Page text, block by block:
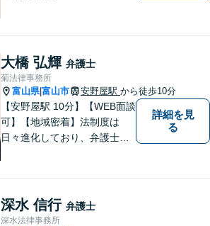
大橋 弘輝 弁護士
菊法律事務所
富山県|富山市 安野屋駅 から徒歩10分
【安野屋駅 10分】【WEB面談
可】【地域密着】法制度は
日々進化しており、弁護士に
の声にしっかり耳を傾ける姿
勢は変わりません。
詳細を見
る
深水 信行 弁護士
深水法律事務所